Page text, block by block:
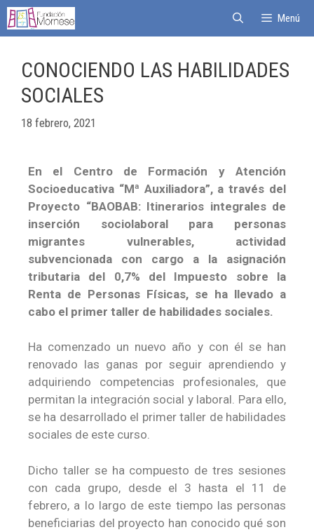
Menú
CONOCIENDO LAS HABILIDADES
SOCIALES
18 febrero, 2021
En el Centro de Formación y Atención
Socioeducativa “Mª Auxiliadora”, a través del
Proyecto “BAOBAB: Itinerarios integrales de
inserción sociolaboral para personas
migrantes vulnerables, actividad
subvencionada con cargo a la asignación
tributaria del 0,7% del Impuesto sobre la
Renta de Personas Físicas, se ha llevado a
cabo el primer taller de habilidades sociales.
Ha comenzado un nuevo año y con él se han
renovado las ganas por seguir aprendiendo y
adquiriendo competencias profesionales, que
permitan la integración social y laboral. Para ello,
se ha desarrollado el primer taller de habilidades
sociales de este curso.
Dicho taller se ha compuesto de tres sesiones
con cada grupo, desde el 3 hasta el 11 de
febrero, a lo largo de este tiempo las personas
beneficiarias del proyecto han conocido qué son